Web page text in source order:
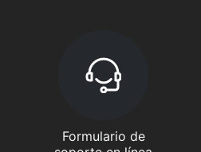
Formulario de